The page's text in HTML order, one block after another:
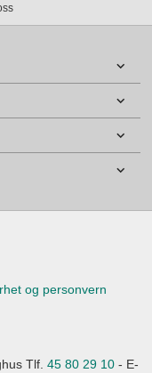
og personvern
Tlf. 45 80 29 10- E-